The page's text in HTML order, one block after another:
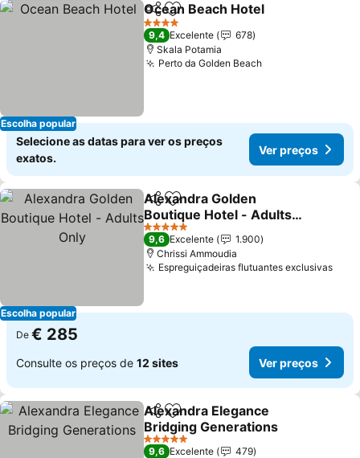
Escolha popular
PartilharAdicionar aos favoritos
Ocean Beach Hotel
4 Estrelas
9,4 Excelente
678
Skala Potamia
Perto da Golden Beach
Selecione as datas para ver os preços
exatos.
Ver preços
Escolha popular
PartilharAdicionar aos favoritos
Alexandra Golden
Boutique Hotel - Adults
Only
5 Estrelas
9,6 Excelente
1.900
Chrissi Ammoudia
Espreguiçadeiras flutuantes exclusivas
De € 285
Consulte os preços de 12 sites Ver preços
PartilharAdicionar aos favoritos
Alexandra Elegance
Bridging Generations
5 Estrelas
9,6 Excelente
479